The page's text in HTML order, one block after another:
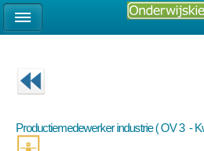
Productiemedewerker industrie ( OV 3 -